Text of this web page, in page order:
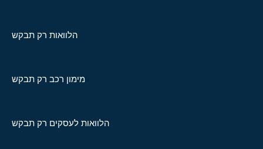
הלוואות רק תבקש
מימון רכב רק תבקש
הלוואות לעסקים רק תבקש